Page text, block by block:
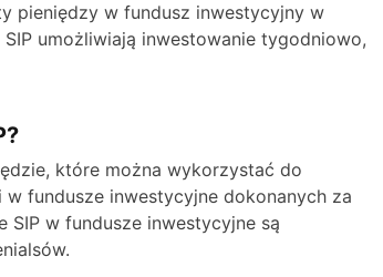
pieniędzy w fundusz inwestycyjny w
umożliwiają inwestowanie tygodniowo,
które można wykorzystać do
fundusze inwestycyjne dokonanych za
SIP w fundusze inwestycyjne są